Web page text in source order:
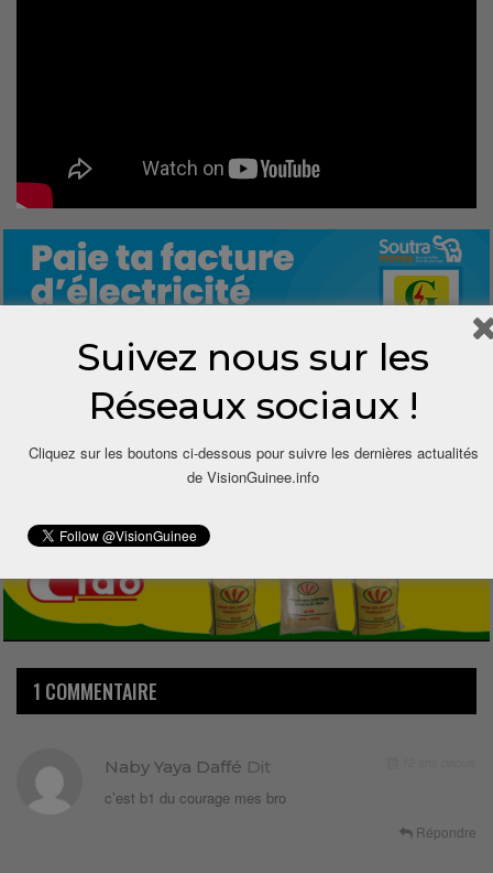
1 COMMENTAIRE
Naby Yaya Daffé Dit
c’est b1 du courage mes bro
Répondre
Suivez nous sur les
Réseaux sociaux !
Cliquez sur les boutons ci-dessous pour suivre les dernières actualités
de VisionGuinee.info